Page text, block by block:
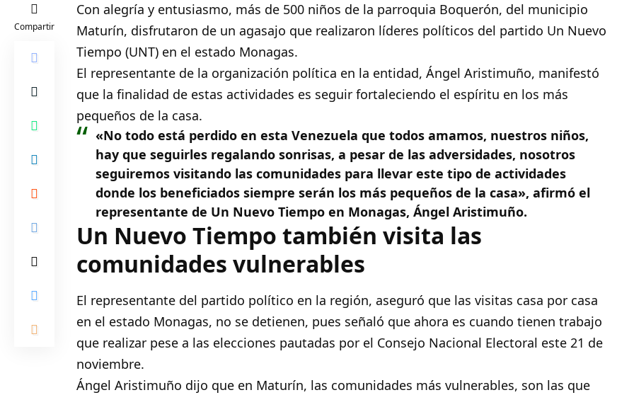
Compartir
Con alegría y entusiasmo, más de 500 niños de la parroquia Boquerón, del municipio
Maturín, disfrutaron de un agasajo que realizaron líderes políticos del partido Un Nuevo
Tiempo (UNT) en el estado Monagas.
El representante de la organización política en la entidad, Ángel Aristimuño, manifestó
que la finalidad de estas actividades es seguir fortaleciendo el espíritu en los más
pequeños de la casa.
«No todo está perdido en esta Venezuela que todos amamos, nuestros niños,
hay que seguirles regalando sonrisas, a pesar de las adversidades, nosotros
seguiremos visitando las comunidades para llevar este tipo de actividades
donde los beneficiados siempre serán los más pequeños de la casa», afirmó el
representante de Un Nuevo Tiempo en Monagas, Ángel Aristimuño.
Un Nuevo Tiempo también visita las
comunidades vulnerables
El representante del partido político en la región, aseguró que las visitas casa por casa
en el estado Monagas, no se detienen, pues señaló que ahora es cuando tienen trabajo
que realizar pese a las elecciones pautadas por el Consejo Nacional Electoral este 21 de
noviembre.
Ángel Aristimuño dijo que en Maturín, las comunidades más vulnerables, son las que